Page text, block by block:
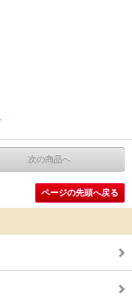
次の商品へ
ページの先頭へ戻る